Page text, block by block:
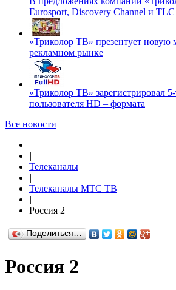
Eurosport, Discovery Channel и
«Триколор ТВ» презентует новую
рекламном рынке
«Триколор ТВ» зарегистрировал
пользователя HD – формата
Все новости
|
Телеканалы
|
Телеканалы МТС ТВ
|
Россия 2
Поделиться…
Россия 2